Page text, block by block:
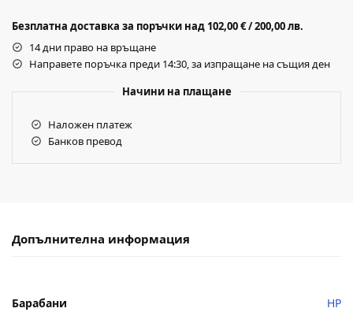
Безплатна доставка за поръчки над 102,00 € / 200,00 лв.
14 дни право на връщане
Направете поръчка преди 14:30, за изпращане на същия ден
Начини на плащане
Наложен платеж
Банков превод
Допълнителна информация
Барабани HP